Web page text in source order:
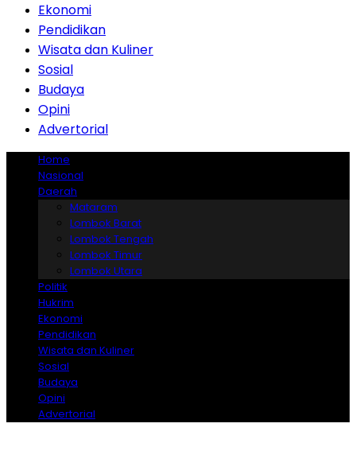
Ekonomi
Pendidikan
Wisata dan Kuliner
Sosial
Budaya
Opini
Advertorial
Home
Nasional
Daerah
Mataram
Lombok Barat
Lombok Tengah
Lombok Timur
Lombok Utara
Politik
Hukrim
Ekonomi
Pendidikan
Wisata dan Kuliner
Sosial
Budaya
Opini
Advertorial